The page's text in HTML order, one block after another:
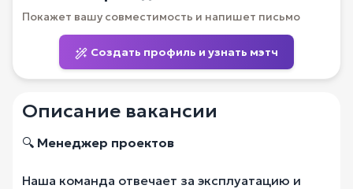
Покажет вашу совместимость и напишет письмо
Создать профиль и узнать мэтч
Описание вакансии
🔍 Менеджер проектов
Наша команда отвечает за эксплуатацию и